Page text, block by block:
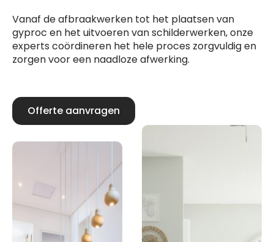
Vanaf de afbraakwerken tot het plaatsen van
gyproc en het uitvoeren van schilderwerken, onze
experts coördineren het hele proces zorgvuldig en
zorgen voor een naadloze afwerking.
Offerte aanvragen